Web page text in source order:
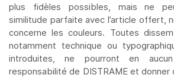
plus fidèles possibles, mais ne
similitude parfaite avec l’article offert,
concerne les couleurs. Toutes
notamment technique ou
introduites, ne pourront en
responsabilité de DISTRAME et donner